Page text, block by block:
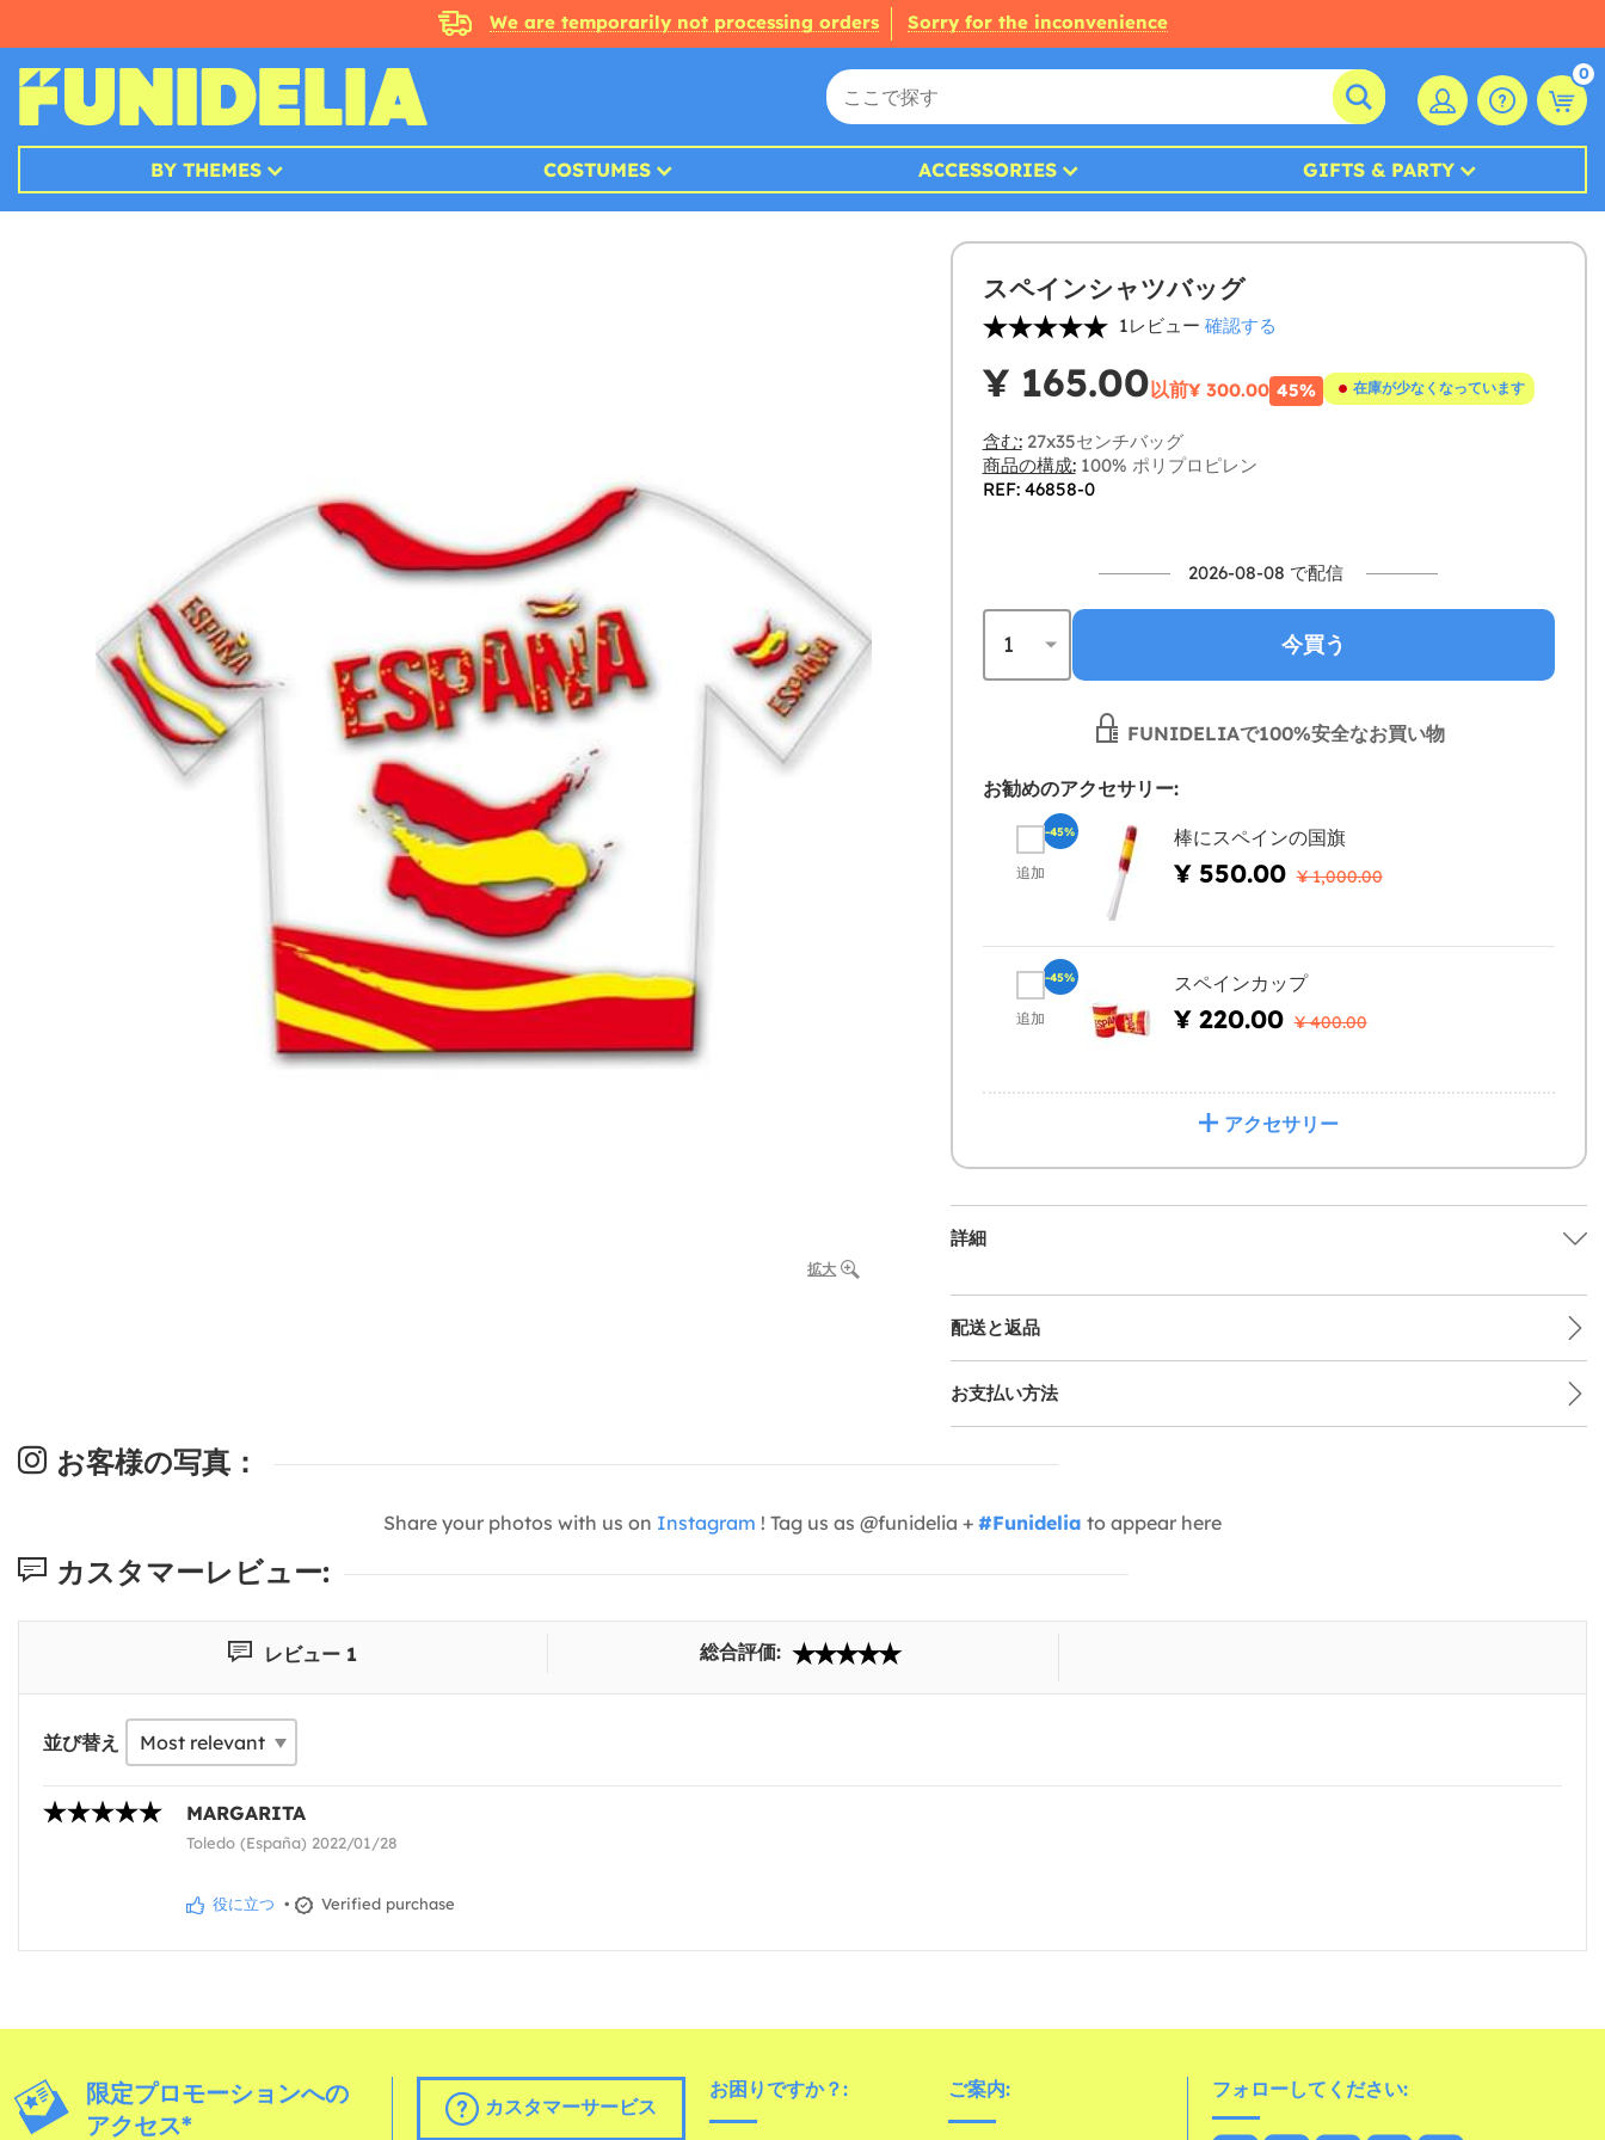
We are temporarily not processing orders Sorry for the inconvenience
0
BY THEMES COSTUMES ACCESSORIES GIFTS & PARTY
拡大
スペインシャツバッグ
1レビュー 確認する
¥ 165.00以前¥ 300.00 45% 在庫が少なくなっています
含む:27x35センチバッグ
商品の構成:100% ポリプロピレン
REF: 46858-0
2026-08-08 で配信
今買う
FUNIDELIAで100%安全なお買い物
お勧めのアクセサリー:
追加
棒にスペインの国旗
¥ 550.00 ¥ 1,000.00
-45%
追加
スペインカップ
¥ 220.00 ¥ 400.00
-45%
アクセサリー
詳細
配送と返品
お支払い方法
お客様の写真：
Share your photos with us on Instagram ! Tag us as @funidelia + #Funidelia to appear here
カスタマーレビュー:
レビュー 1 総合評価:
並び替え
MARGARITA
Toledo (España) 2022/01/28
役に立つ • Verified purchase
限定プロモーションへの
アクセス*
カスタマーサービス
お困りですか？: ご案内: フォローしてください: